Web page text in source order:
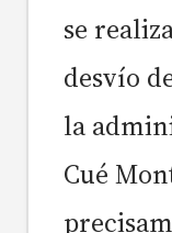
se
desvío
la
Cué